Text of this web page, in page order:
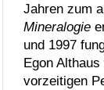
Jahren zum
Mineralogie
und 1997
Egon
vorzeitigen